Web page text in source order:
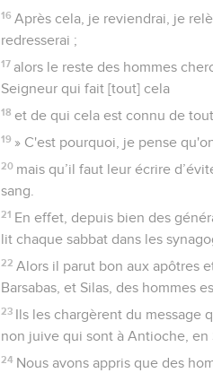
16 Après cela, je reviendrai, je
redresserai ;
17 alors le reste des hommes
Seigneur qui fait [tout] cela
18 et de qui cela est connu de
19 » C'est pourquoi, je pense
20 mais qu’il faut leur écrire
sang.
21 En effet, depuis bien des
lit chaque sabbat dans les
22 Alors il parut bon aux apôtres
Barsabas, et Silas, des hommes
23
Ils les chargèrent du
non juive qui sont à Antioche, en
24 Nous avons appris que des